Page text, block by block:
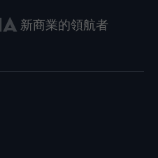
新商業的領航者